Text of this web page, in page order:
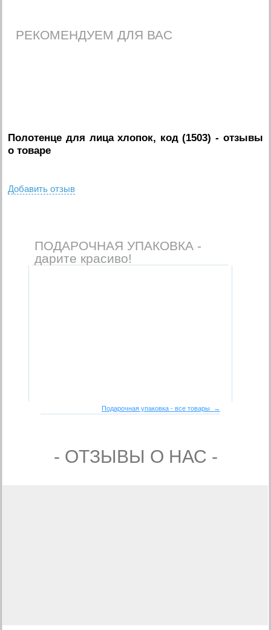
РЕКОМЕНДУЕМ ДЛЯ ВАС
Полотенце для лица хлопок, код (1503) - отзывы
о товаре
Добавить отзыв
ПОДАРОЧНАЯ УПАКОВКА -
дарите красиво!
Подарочная упаковка - все товары →
- ОТЗЫВЫ О НАС -